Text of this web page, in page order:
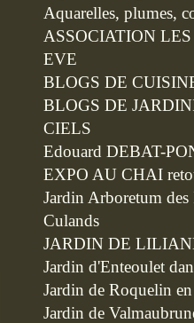
Aquarelles, plumes,
ASSOCIATION
EVE
BLOGS DE
BLOGS DE
CIELS
Edouard DEBAT-
EXPO AU CHAI
Jardin Arboretum des
Culands
JARDIN DE
Jardin d'Enteoulet
Jardin de Roquelin
Jardin de